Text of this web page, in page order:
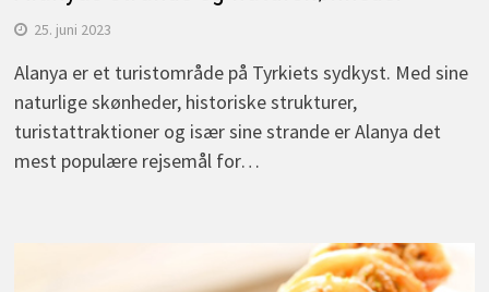
25. juni 2023
Alanya er et turistområde på Tyrkiets sydkyst. Med sine
naturlige skønheder, historiske strukturer,
turistattraktioner og især sine strande er Alanya det
mest populære rejsemål for…